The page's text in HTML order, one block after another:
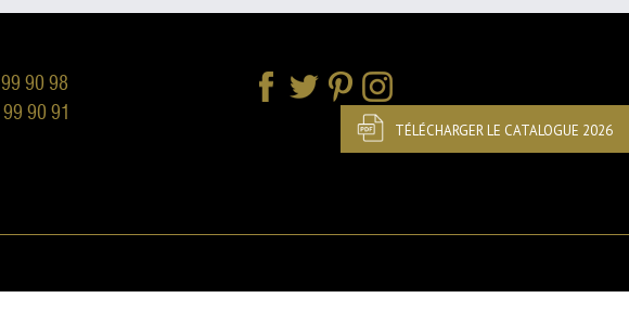
TÉLÉCHARGER LE CATALOGUE 2026
99 90 98
90 91